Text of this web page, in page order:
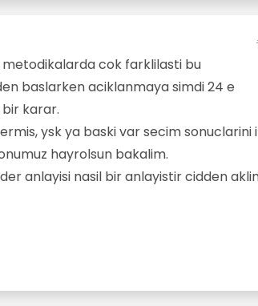
cok farklilasti bu
baslarken aciklanmaya simdi 24 e
karar.
ysk ya baski var secim sonuclarini
hayrolsun bakalim.
anlayisi nasil bir anlayistir cidden